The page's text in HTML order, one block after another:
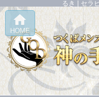
るき | セラ
home
HOME